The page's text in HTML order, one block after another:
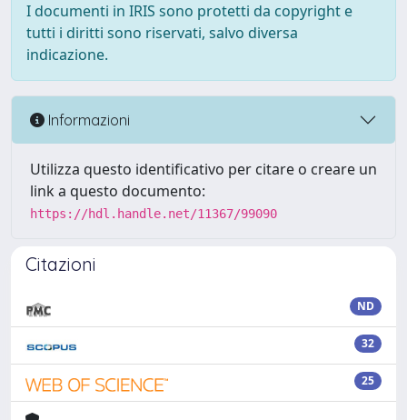
I documenti in IRIS sono protetti da copyright e
tutti i diritti sono riservati, salvo diversa
indicazione.
Informazioni
Utilizza questo identificativo per citare o creare un
link a questo documento:
https://hdl.handle.net/11367/99090
Citazioni
ND
32
25